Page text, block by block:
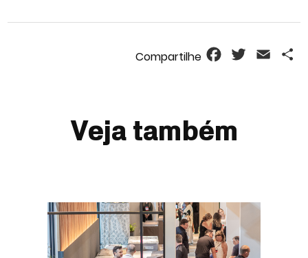
FacebookTwitterEmail
Veja também